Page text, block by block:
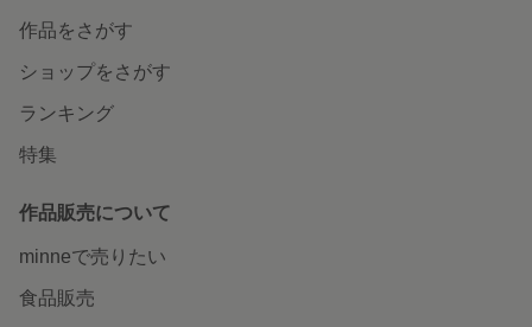
作品をさがす
ショップをさがす
ランキング
特集
作品販売について
minneで売りたい
食品販売